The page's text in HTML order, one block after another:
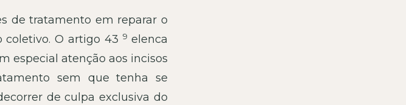
de tratamento em reparar o
coletivo. O artigo 439 elenca
especial atenção aos incisos
sem que tenha se
de culpa exclusiva do